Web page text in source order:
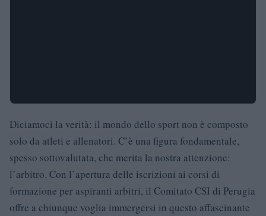
Diciamoci la verità: il mondo dello sport non è composto
solo da atleti e allenatori. C’è una figura fondamentale,
spesso sottovalutata, che merita la nostra attenzione:
l’arbitro. Con l’apertura delle iscrizioni ai corsi di
formazione per aspiranti arbitri, il Comitato CSI di Perugia
offre a chiunque voglia immergersi in questo affascinante